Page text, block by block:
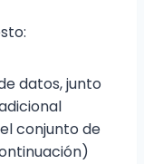
datos, junto
conjunto de